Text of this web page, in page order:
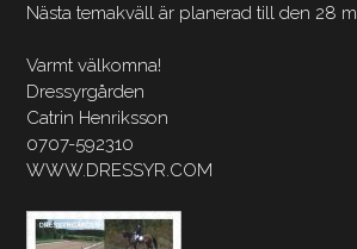
Nästa temakväll är planerad till den 28
Varmt välkomna!
Dressyrgården
Catrin Henriksson
0707-592310
WWW.DRESSYR.COM